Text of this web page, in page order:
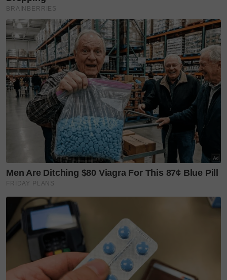
Artikel Berkaitan:
Sweetnya! Lisa Surihani setia di sisi Yusri di
konsert GenKRU, siap sedia belakang pentas,
pelukan beri semangat
Abby Abadi rai konvokesyen anak tiri raih
yang dia perlukan...'
'Kalau hanya mahu bahagia, jangan kahwin.'
Deep! Pesan Ustaz Dr Zulkifli undang sebak
Buat persembahan dua jam lebih tanpa henti,
GenKRU bukti masih berbisa!